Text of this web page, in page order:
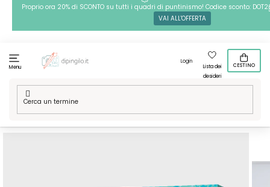
PassaProprio ora 20% di SCONTO su tutti i quadri di puntinismo! Codice sconto:
VAI ALL'OFFERTA
Menu
Login
Lista dei
desideri
CESTINO
Casa
Il meglio dell'Italia
Trevi 2